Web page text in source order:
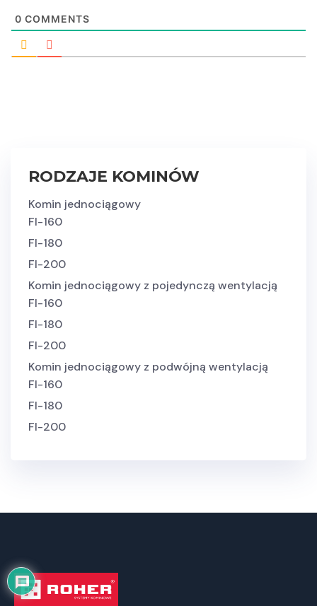
0 COMMENTS
RODZAJE KOMINÓW
Komin jednociągowy
FI-160
FI-180
FI-200
Komin jednociągowy z pojedynczą wentylacją
FI-160
FI-180
FI-200
Komin jednociągowy z podwójną wentylacją
FI-160
FI-180
FI-200